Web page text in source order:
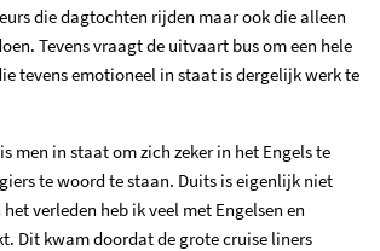
die dagtochten rijden maar ook die alleen
Tevens vraagt de uitvaart bus om een hele
tevens emotioneel in staat is dergelijk werk te
men in staat om zich zeker in het Engels te
te woord te staan. Duits is eigenlijk niet
verleden heb ik veel met Engelsen en
Dit kwam doordat de grote cruise liners